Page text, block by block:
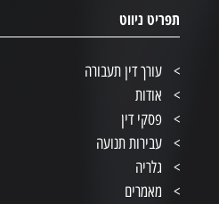
תפריט ניווט
עורך דין תעבורה
אודות
פסקי דין
עבירות תנועה
גלריה
מאמרים